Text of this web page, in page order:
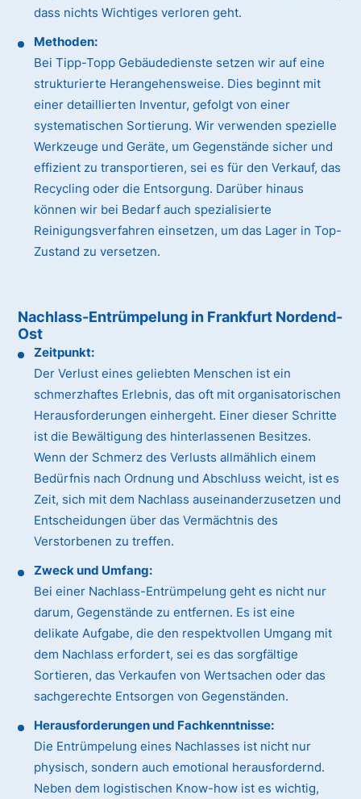
dass nichts Wichtiges verloren geht.
Methoden:
Bei Tipp-Topp Gebäudedienste setzen wir auf eine
strukturierte Herangehensweise. Dies beginnt mit
einer detaillierten Inventur, gefolgt von einer
systematischen Sortierung. Wir verwenden spezielle
Werkzeuge und Geräte, um Gegenstände sicher und
effizient zu transportieren, sei es für den Verkauf, das
Recycling oder die Entsorgung. Darüber hinaus
können wir bei Bedarf auch spezialisierte
Reinigungsverfahren einsetzen, um das Lager in Top-
Zustand zu versetzen.
Nachlass-Entrümpelung in Frankfurt Nordend-
Ost
Zeitpunkt:
Der Verlust eines geliebten Menschen ist ein
schmerzhaftes Erlebnis, das oft mit organisatorischen
Herausforderungen einhergeht. Einer dieser Schritte
ist die Bewältigung des hinterlassenen Besitzes.
Wenn der Schmerz des Verlusts allmählich einem
Bedürfnis nach Ordnung und Abschluss weicht, ist es
Zeit, sich mit dem Nachlass auseinanderzusetzen und
Entscheidungen über das Vermächtnis des
Verstorbenen zu treffen.
Zweck und Umfang:
Bei einer Nachlass-Entrümpelung geht es nicht nur
darum, Gegenstände zu entfernen. Es ist eine
delikate Aufgabe, die den respektvollen Umgang mit
dem Nachlass erfordert, sei es das sorgfältige
Sortieren, das Verkaufen von Wertsachen oder das
sachgerechte Entsorgen von Gegenständen.
Herausforderungen und Fachkenntnisse:
Die Entrümpelung eines Nachlasses ist nicht nur
physisch, sondern auch emotional herausfordernd.
Neben dem logistischen Know-how ist es wichtig,